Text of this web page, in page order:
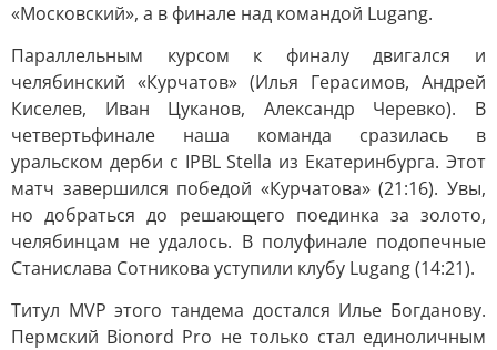
«Московский», а в финале над командой Lugang.
Параллельным курсом к финалу двигался и
челябинский «Курчатов» (Илья Герасимов, Андрей
Киселев, Иван Цуканов, Александр Черевко). В
четвертьфинале наша команда сразилась в
уральском дерби с IPBL Stella из Екатеринбурга. Этот
матч завершился победой «Курчатова» (21:16). Увы,
но добраться до решающего поединка за золото,
челябинцам не удалось. В полуфинале подопечные
Станислава Сотникова уступили клубу Lugang (14:21).
Титул MVP этого тандема достался Илье Богданову.
Пермский Bionord Pro не только стал единоличным